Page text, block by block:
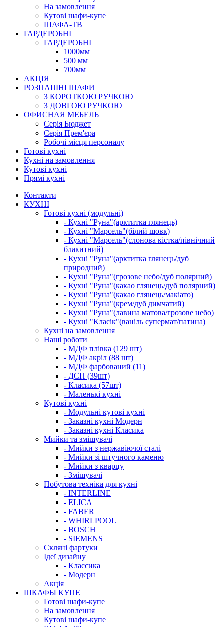
На замовлення
Кутові шафи-купе
ШАФА-ТВ
ГАРДЕРОБНІ
ГАРДЕРОБНІ
1000мм
500 мм
700мм
АКЦІЯ
РОЗПАШНІ ШАФИ
З КОРОТКОЮ РУЧКОЮ
З ДОВГОЮ РУЧКОЮ
ОФИСНАЯ МЕБЕЛЬ
Серія Бюджет
Серія Прем'єра
Робочі місця персоналу
Готові кухні
Кухні на замовлення
Кутові кухні
Прямі кухні
Контакти
КУХНІ
Готові кухні (модульні)
- Кухні "Руна"(арктитка глянець)
- Кухні "Марсель"(білий шовк)
- Кухні "Марсель"(слонова кістка/північний
блакитний)
- Кухні "Руна"(арктитка глянець/дуб
природний)
- Кухні "Руна"(грозове небо/дуб полярний)
- Кухні "Руна"(какао глянець/дуб полярний)
- Кухні "Руна"(какао глянець/макіато)
- Кухні "Руна"(крем/дуб димчатий)
- Кухні "Руна"(лавина матова/грозове небо)
- Кухні "Класік"(ваніль супермат/патина)
Кухні на замовлення
Наші роботи
- МДФ плівка (129 шт)
- МДФ акріл (88 шт)
- МДФ фарбований (11)
- ДСП (39шт)
- Класика (57шт)
- Маленькі кухні
Кутові кухні
- Модульні кутові кухні
- Заказні кухні Модерн
- Заказні кухні Класика
Мийки та змішувачі
- Мийки з нержавіючої сталі
- Мийки зі штучного каменю
- Мийки з кварцу
- Змішувачі
Побутова техніка для кухні
- INTERLINE
- ELICA
- FABER
- WHIRLPOOL
- BOSCH
- SIEMENS
Скляні фартуки
Ідеї дизайну
- Класcика
- Модерн
Акція
ШКАФЫ КУПЕ
Готові шафи-купе
На замовлення
Кутові шафи-купе